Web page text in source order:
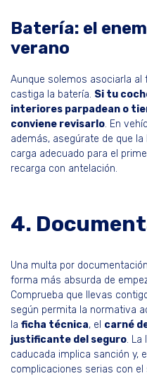
Batería: el
verano
Aunque solemos asociarla
castiga la batería. Si tu
interiores parpadean o
conviene revisarlo. En
además, asegúrate de que
carga adecuado para el
recarga con antelación.
4.
Una multa por
forma más absurda de
Comprueba que llevas
según permita la normativa
la ficha técnica, el carné
justificante del seguro. La
caducada implica sanción y,
complicaciones serias con el